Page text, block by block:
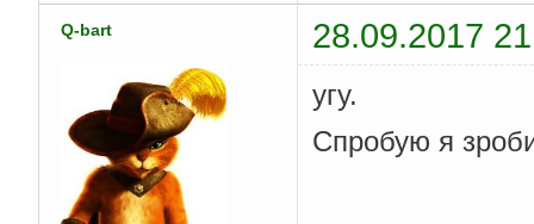
Q-bart 28.09.2017
угу.
Спробую я